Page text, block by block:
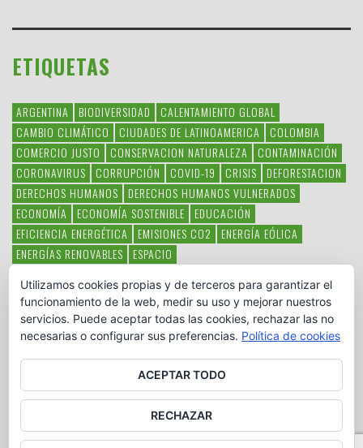
ETIQUETAS
ARGENTINA BIODIVERSIDAD
CALENTAMIENTO GLOBAL
CAMBIO CLIMÁTICO
CIUDADES DE LATINOAMERICA
COLOMBIA
COMERCIO JUSTO
CONSERVACION NATURALEZA
CONTAMINACIÓN
CORONAVIRUS
CORRUPCIÓN COVID-19 CRISIS
DEFORESTACION
DERECHOS HUMANOS
DERECHOS HUMANOS VULNERADOS
ECONOMÍA
ECONOMÍA SOSTENIBLE
EDUCACIÓN
EFICIENCIA ENERGÉTICA
EMISIONES CO2
ENERGÍA EÓLICA
ENERGÍAS RENOVABLES
ESPACIO
HAMBRE LATINOAMÉRICA MEDIO AMBIENTE
MÉXICO
OBJETIVOS DEL MILENIO
ONGS PAZ POBREZA POESÍA
POLITICA
PUEBLOS INDÍGENAS RSC RSE
SOBERANÍA ALIMENTARIA
SOLIDARIDAD SOSTENIBILIDAD TECNOLOGÍA VERTIDO PETROLEO
Utilizamos cookies propias y de terceros para garantizar el
funcionamiento de la web, medir su uso y mejorar nuestros
servicios. Puede aceptar todas las cookies, rechazar las no
necesarias o configurar sus preferencias. Política de cookies
ACEPTAR TODO
RECHAZAR